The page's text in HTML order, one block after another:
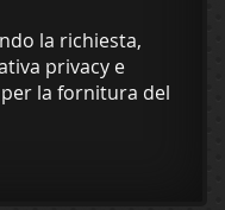
la richiesta,
privacy e
la fornitura del